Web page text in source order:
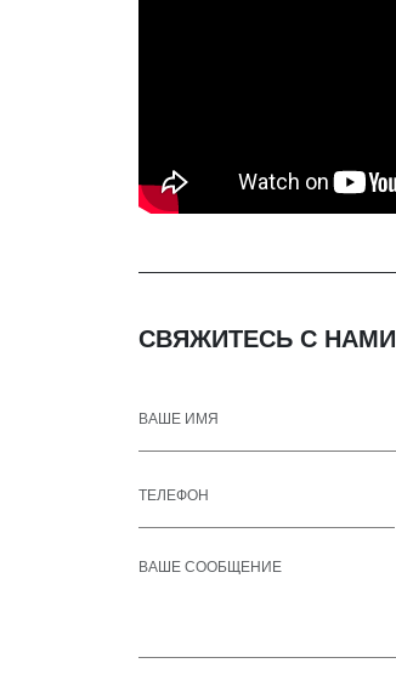
СВЯЖИТЕСЬ С НАМИ